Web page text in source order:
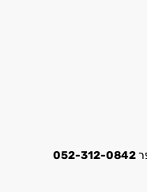
052-312-0842